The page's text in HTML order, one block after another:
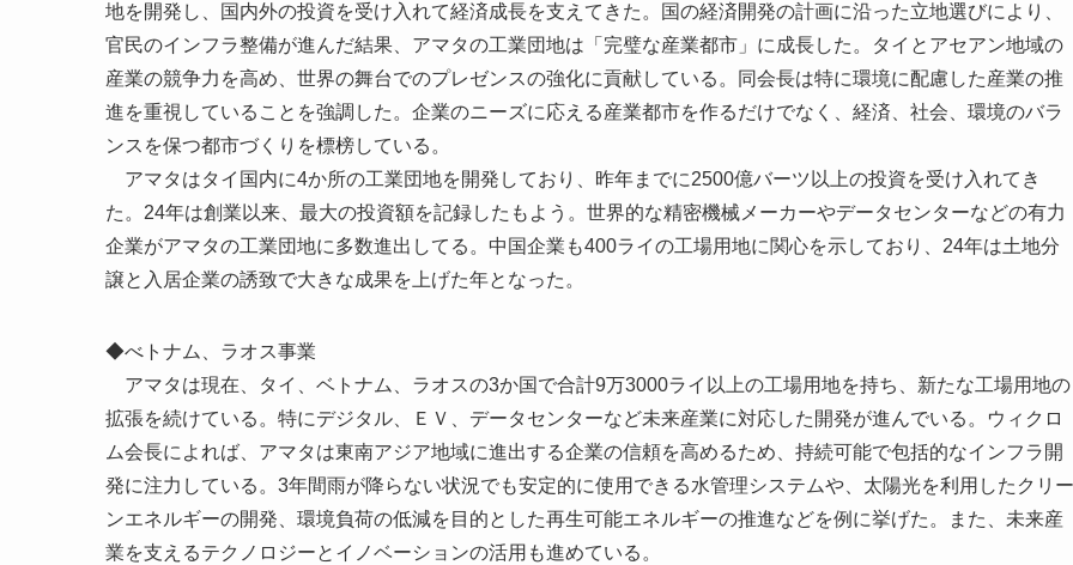
地を開発し、国内外の投資を受け入れて経済成長を支えてきた。国の経済開発の計画に沿った立地選びにより、
官民のインフラ整備が進んだ結果、アマタの工業団地は「完璧な産業都市」に成長した。タイとアセアン地域の
産業の競争力を高め、世界の舞台でのプレゼンスの強化に貢献している。同会長は特に環境に配慮した産業の推
進を重視していることを強調した。企業のニーズに応える産業都市を作るだけでなく、経済、社会、環境のバラ
ンスを保つ都市づくりを標榜している。
アマタはタイ国内に4か所の工業団地を開発しており、昨年までに2500億バーツ以上の投資を受け入れてき
た。24年は創業以来、最大の投資額を記録したもよう。世界的な精密機械メーカーやデータセンターなどの有力
企業がアマタの工業団地に多数進出してる。中国企業も400ライの工場用地に関心を示しており、24年は土地分
譲と入居企業の誘致で大きな成果を上げた年となった。
◆べトナム、ラオス事業
アマタは現在、タイ、ベトナム、ラオスの3か国で合計9万3000ライ以上の工場用地を持ち、新たな工場用地の
拡張を続けている。特にデジタル、ＥＶ、データセンターなど未来産業に対応した開発が進んでいる。ウィクロ
ム会長によれば、アマタは東南アジア地域に進出する企業の信頼を高めるため、持続可能で包括的なインフラ開
発に注力している。3年間雨が降らない状況でも安定的に使用できる水管理システムや、太陽光を利用したクリー
ンエネルギーの開発、環境負荷の低減を目的とした再生可能エネルギーの推進などを例に挙げた。また、未来産
業を支えるテクノロジーとイノベーションの活用も進めている。